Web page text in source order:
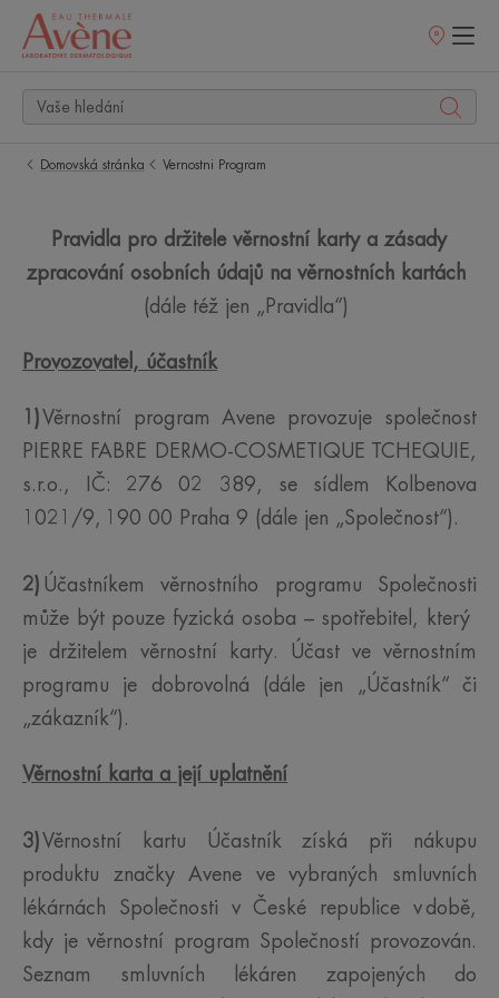
Prodejní
Domovská stránka Vernostni Program
Pravidla pro držitele věrnostní karty a zásady
zpracování osobních údajů na věrnostních kartách
(dále též jen „Pravidla“)
Provozovatel, účastník
1)Věrnostní program Avene provozuje společnost
PIERRE FABRE DERMO-COSMETIQUE TCHEQUIE,
s.r.o., IČ: 276 02 389, se sídlem Kolbenova
1021/9, 190 00 Praha 9 (dále jen „Společnost“).
2) Účastníkem věrnostního programu Společnosti
může být pouze fyzická osoba – spotřebitel, který
je držitelem věrnostní karty. Účast ve věrnostním
programu je dobrovolná (dále jen „Účastník“ či
„zákazník“).
Věrnostní karta a její uplatnění
3)Věrnostní kartu Účastník získá při nákupu
produktu značky Avene ve vybraných smluvních
lékárnách Společnosti v České republice v době,
kdy je věrnostní program Společností provozován.
Seznam smluvních lékáren zapojených do